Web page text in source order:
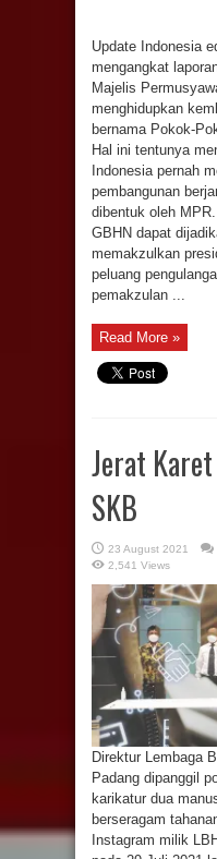
Update Indonesia
mengangkat
Majelis
menghidupkan
bernama Pokok-
Hal ini tentunya
Indonesia pernah
pembangunan
dibentuk oleh
GBHN dapat
memakzulkan
peluang
pemakzulan ...
Read More »
Jerat
SKB
23 August 2021
2,541 Views
Direktur Lembaga
Padang dipanggil
karikatur dua
berseragam
Instagram milik